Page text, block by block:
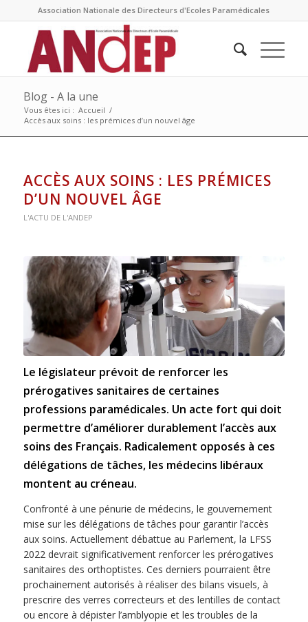
Association Nationale des Directeurs d'Ecoles Paramédicales
Blog - A la une
Vous êtes ici : Accueil /
Accès aux soins : les prémices d’un nouvel âge
ACCÈS AUX SOINS : LES PRÉMICES
D’UN NOUVEL ÂGE
L'ACTU DE L'ANDEP
Le législateur prévoit de renforcer les
prérogatives sanitaires de certaines
professions paramédicales. Un acte fort qui doit
permettre d’améliorer durablement l’accès aux
soins des Français. Radicalement opposés à ces
délégations de tâches, les médecins libéraux
montent au créneau.
Confronté à une pénurie de médecins, le gouvernement
mise sur les délégations de tâches pour garantir l’accès
aux soins. Actuellement débattue au Parlement, la LFSS
2022 devrait significativement renforcer les prérogatives
sanitaires des orthoptistes. Ces derniers pourraient être
prochainement autorisés à réaliser des bilans visuels, à
prescrire des verres correcteurs et des lentilles de contact
ou encore à dépister l’amblyopie et les troubles de la